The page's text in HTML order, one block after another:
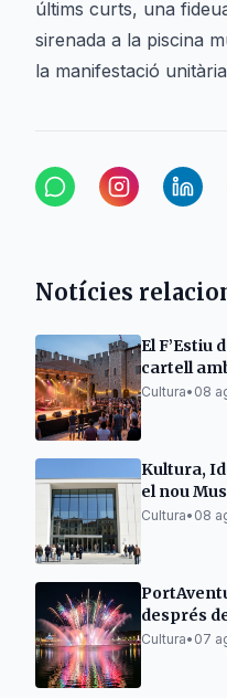
últims curts, una
sirenada a la piscina
la manifestació
Notícies
El F’Estiu
cartell
Cultura• 08
Kultura,
el nou
Cultura• 08
després
Cultura• 07